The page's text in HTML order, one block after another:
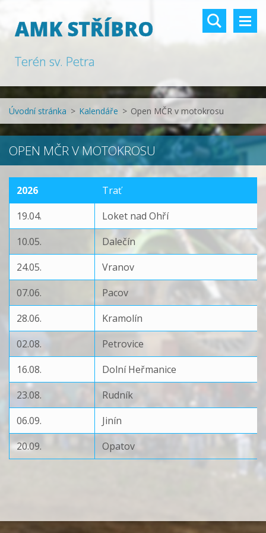
AMK STŘÍBRO
Terén sv. Petra
Úvodní stránka > Kalendáře > Open MČR v motokrosu
OPEN MČR V MOTOKROSU
2026
Trať
19.04.
Loket nad Ohří
10.05.
Dalečín
24.05.
Vranov
07.06.
Pacov
28.06.
Kramolín
02.08.
Petrovice
16.08.
Dolní Heřmanice
23.08.
Rudník
06.09.
Jinín
20.09.
Opatov